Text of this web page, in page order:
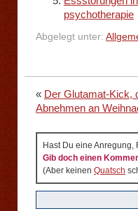
psychotherapie
Abgelegt unter:
« Der Glutamat-Kick,
Abnehmen an
Hast Du eine
Gib doch einen
(Aber keinen Quatsch